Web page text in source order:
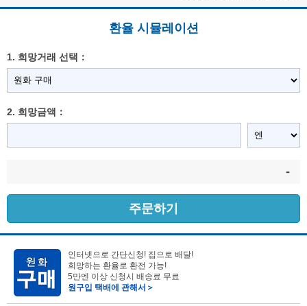
환율 시뮬레이션
1. 희망거래 선택：
2. 희망금액：
-
주문하기
인터넷으로 간단신청! 집으로 배달!
희망하는 환율로 환전 가능!
5만엔 이상 신청시 배송료 무료
원구입 택배에 관해서＞